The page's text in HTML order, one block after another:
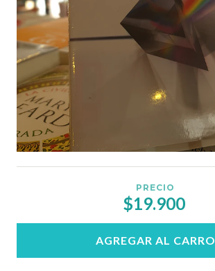
PRECIO
$19.900
AGREGAR AL CARRO